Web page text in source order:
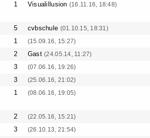
1 Visualillusion (16.11.16, 18:48)
5 cvbschule (01.10.15, 18:31)
1 (15.09.16, 15:27)
2 Gast(24.05.14, 11:27)
3 (07.06.16, 19:26)
3 (25.06.16, 21:02)
1 (08.06.16, 19:05)
2 (22.05.16, 15:21)
3 (26.10.13, 21:54)